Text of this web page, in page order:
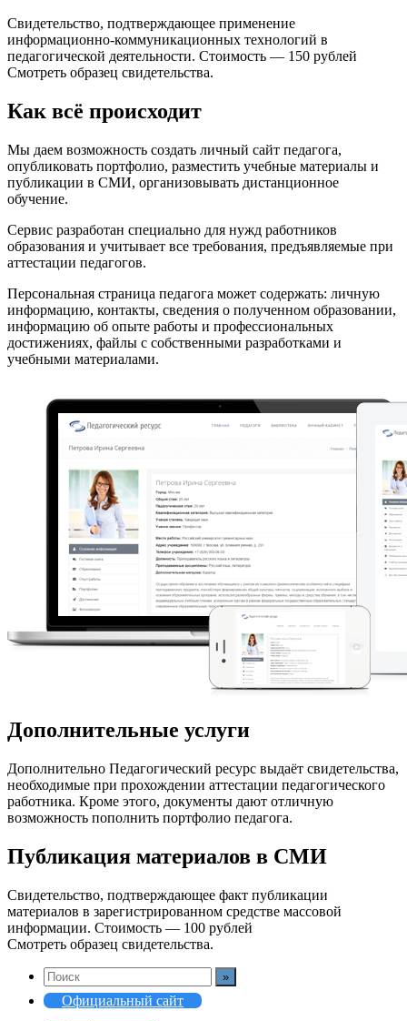
Свидетельство, подтверждающее применение
информационно-коммуникационных технологий в
педагогической деятельности. Стоимость — 150 рублей
Смотреть образец свидетельства.
Как всё происходит
Мы даем возможность создать личный сайт педагога,
опубликовать портфолио, разместить учебные материалы и
публикации в СМИ, организовывать дистанционное
обучение.
Сервис разработан специально для нужд работников
образования и учитывает все требования, предъявляемые при
аттестации педагогов.
Персональная страница педагога может содержать: личную
информацию, контакты, сведения о полученном образовании,
информацию об опыте работы и профессиональных
достижениях, файлы с собственными разработками и
учебными материалами.
Дополнительные услуги
Дополнительно Педагогический ресурс выдаёт свидетельства,
необходимые при прохождении аттестации педагогического
работника. Кроме этого, документы дают отличную
возможность пополнить портфолио педагога.
Публикация материалов в СМИ
Свидетельство, подтверждающее факт публикации
материалов в зарегистрированном средстве массовой
информации. Стоимость — 100 рублей
Смотреть образец свидетельства.
Официальный сайт